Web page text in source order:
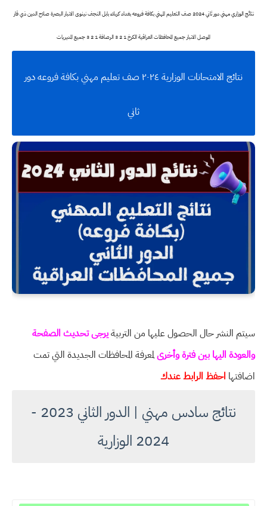
نتائج الوزاري مهني دور ثاني 2024 صف التعليم المهني بكافة فروعه بغداد كربلاء بابل النجف نينوى الانبار البصرة صلاح الدين ذي قار
الموصل الانبار جميع المحافظات العراقية الكرخ 1 2 3 الرصافة 1 2 3 جميع المديريات
نتائج الامتحانات الوزارية ٢٠٢٤ صف تعليم مهني بكافة فروعه دور
ثاني
سيتم النشر حال الحصول عليها من التربيةيرجى تحديث الصفحة
والعودة اليها بين فترة وأخرىلمعرفة المحافظات الجديدة التي تمت
اضافتها احفظ الرابط عندك
نتائج سادس مهني | الدور الثاني 2023 -
2024 الوزارية